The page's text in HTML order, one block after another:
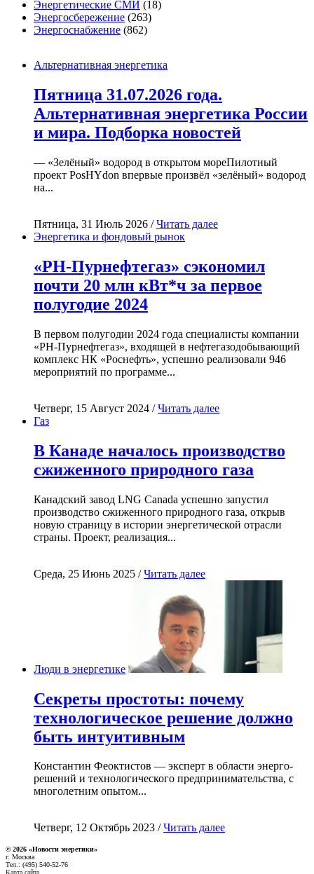
Энергетические СМИ (18)
Энергосбережение (263)
Энергоснабжение (862)
Альтернативная энергетика
Пятница 31.07.2026 года.
Альтернативная энергетика России
и мира. Подборка новостей
— «Зелёный» водород в открытом мореПилотный
проект PosHYdon впервые произвёл «зелёный» водород
на...
Пятница, 31 Июль 2026 /Читать далее
Энергетика и фондовый рынок
«РН-Пурнефтегаз» сэкономил
почти 20 млн кВт*ч за первое
полугодие 2024
В первом полугодии 2024 года специалисты компании
«РН-Пурнефтегаз», входящей в нефтегазодобывающий
комплекс НК «Роснефть», успешно реализовали 946
мероприятий по программе...
Четверг, 15 Август 2024 /Читать далее
Газ
В Канаде началось производство
сжиженного природного газа
Канадский завод LNG Canada успешно запустил
производство сжиженного природного газа, открыв
новую страницу в истории энергетической отрасли
страны. Проект, реализация...
Среда, 25 Июнь 2025 /Читать далее
Люди в энергетике
Секреты простоты: почему
технологическое решение должно
быть интуитивным
Константин Феоктистов — эксперт в области энерго-
решений и технологического предпринимательства, с
многолетним опытом...
Четверг, 12 Октябрь 2023 /Читать далее
© 2026 «Новости энеретики»
г. Москва
Тел.: (495) 540-52-76